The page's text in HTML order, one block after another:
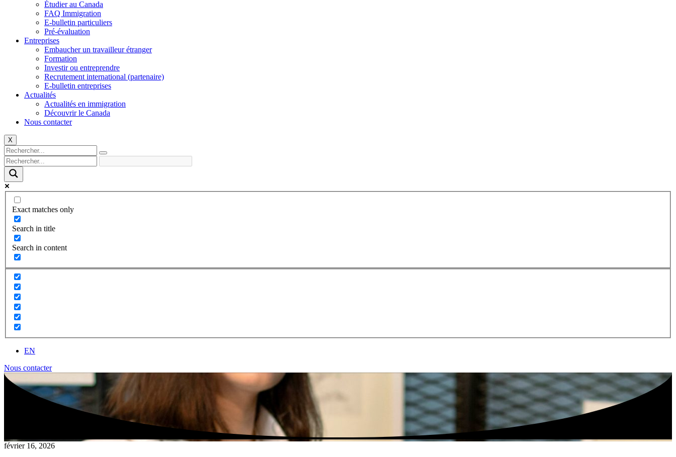
Étudier au Canada
FAQ Immigration
E-bulletin particuliers
Pré-évaluation
Entreprises
Embaucher un travailleur étranger
Formation
Investir ou entreprendre
Recrutement international (partenaire)
E-bulletin entreprises
Actualités
Actualités en immigration
Découvrir le Canada
Nous contacter
X
Exact matches only
Search in title
Search in content
EN
Nous contacter
février 16, 2026